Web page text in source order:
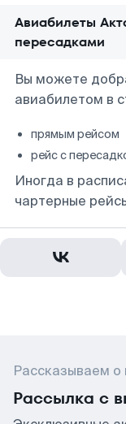
Авиабилеты
пересадками
Вы можете
авиабилетом в
прямым рейсом
рейс с
Иногда в
чартерные
Рассказываем о
Рассылка с